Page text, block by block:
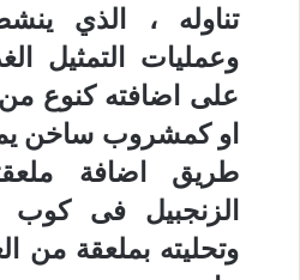
تناوله ، الذي
وعمليات التمثيل
على اضافته كنوع من
او كمشروب ساخن
طريق اضافة
الزنجبيل فى كوب
وتحليته بملعقة من